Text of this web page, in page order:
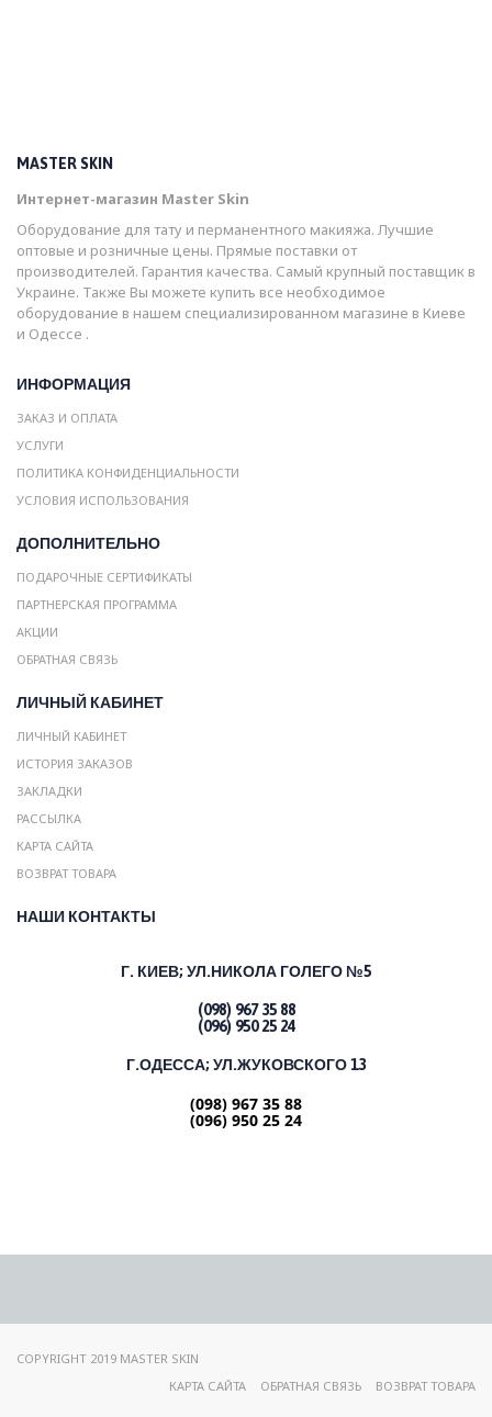
MASTER SKIN
Интернет-магазин Master Skin
Оборудование для тату и перманентного макияжа. Лучшие
оптовые и розничные цены. Прямые поставки от
производителей. Гарантия качества. Самый крупный поставщик в
Украине. Также Вы можете купить все необходимое
оборудование в нашем специализированном магазине в Киеве
и Одессе .
ИНФОРМАЦИЯ
ЗАКАЗ И ОПЛАТА
УСЛУГИ
ПОЛИТИКА КОНФИДЕНЦИАЛЬНОСТИ
УСЛОВИЯ ИСПОЛЬЗОВАНИЯ
ДОПОЛНИТЕЛЬНО
ПОДАРОЧНЫЕ СЕРТИФИКАТЫ
ПАРТНЕРСКАЯ ПРОГРАММА
АКЦИИ
ОБРАТНАЯ СВЯЗЬ
ЛИЧНЫЙ КАБИНЕТ
ЛИЧНЫЙ КАБИНЕТ
ИСТОРИЯ ЗАКАЗОВ
ЗАКЛАДКИ
РАССЫЛКА
КАРТА САЙТА
ВОЗВРАТ ТОВАРА
НАШИ КОНТАКТЫ
Г. КИЕВ; УЛ.НИКОЛА ГОЛЕГО №5
(098) 967 35 88
(096) 950 25 24
Г.ОДЕССА; УЛ.ЖУКОВСКОГО 13
(098) 967 35 88
(096) 950 25 24
COPYRIGHT 2019 MASTER SKIN
КАРТА САЙТА
ОБРАТНАЯ СВЯЗЬ ВОЗВРАТ ТОВАРА